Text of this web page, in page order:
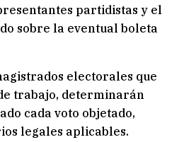
partidistas y el
sobre la eventual boleta
electorales que
trabajo, determinarán
cada voto objetado,
legales aplicables.